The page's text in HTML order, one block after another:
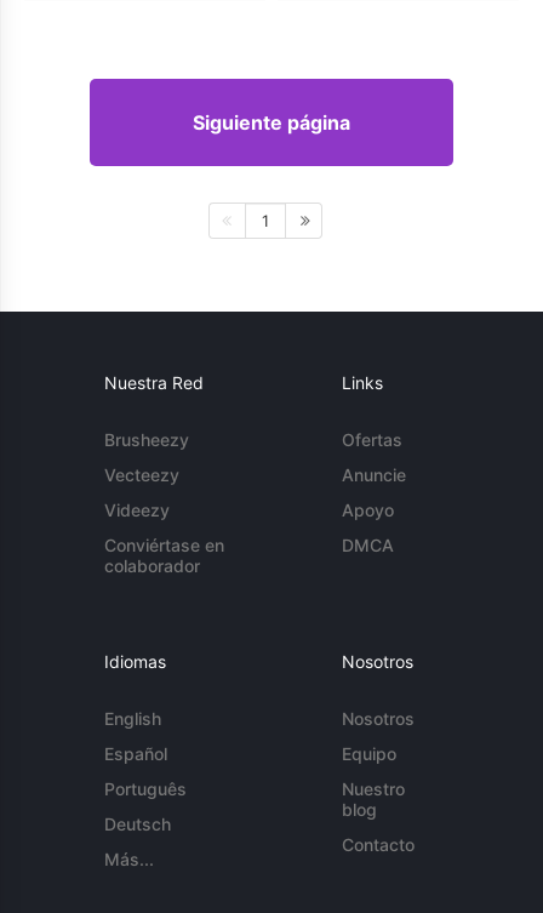
Siguiente página
1
Nuestra Red
Brusheezy
Vecteezy
Videezy
Conviértase en
colaborador
Links
Ofertas
Anuncie
Apoyo
DMCA
Idiomas
English
Español
Português
Deutsch
Más...
Nosotros
Nosotros
Equipo
Nuestro
blog
Contacto